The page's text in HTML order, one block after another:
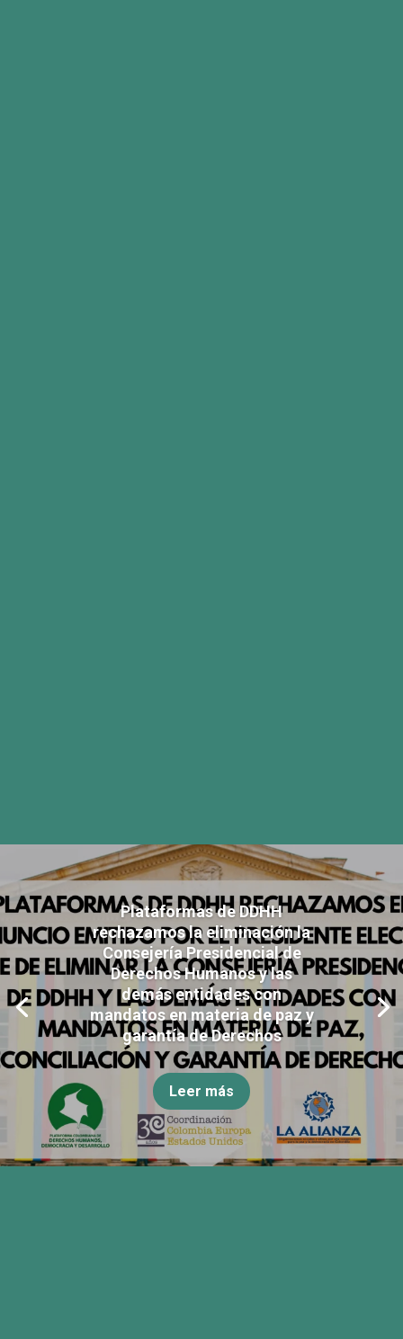
Plataformas de DDHH
rechazamos la eliminación la
Consejería Presidencial de
Derechos Humanos y las
demás entidades con
mandatos en materia de paz y
garantía de Derechos
Leer más